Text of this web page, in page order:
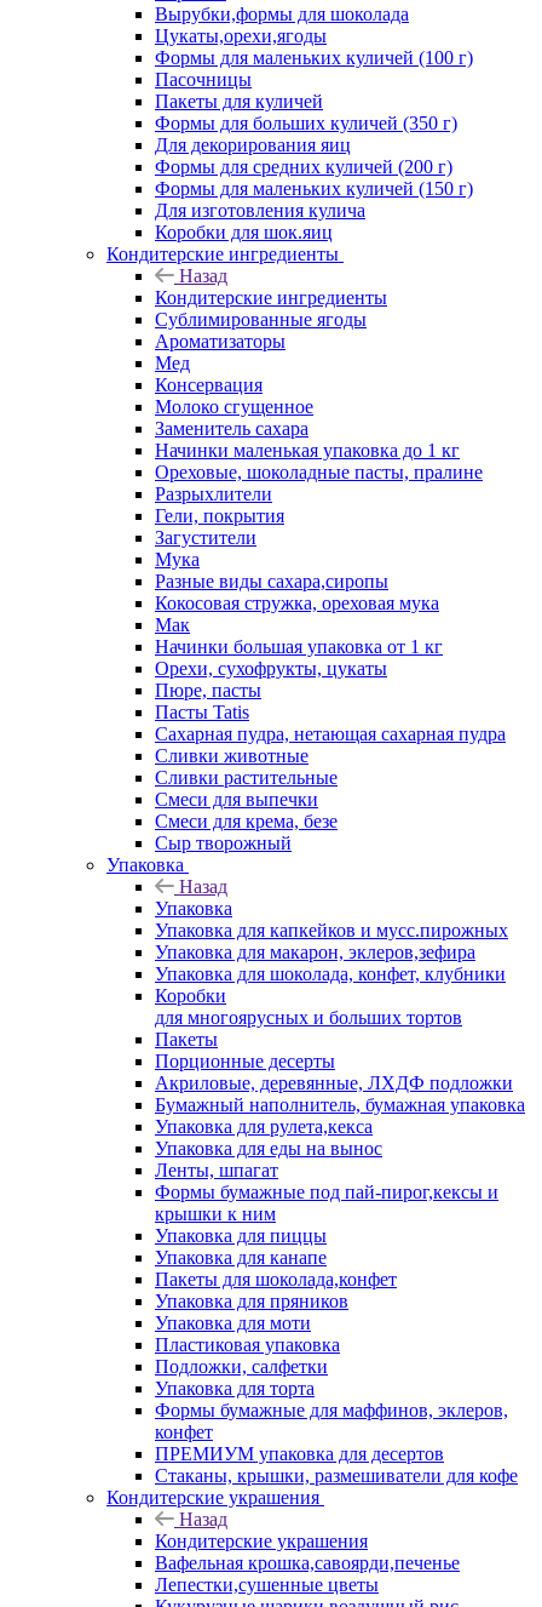
Вырубки,формы для шоколада
Цукаты,орехи,ягоды
Формы для маленьких куличей (100 г)
Пасочницы
Пакеты для куличей
Формы для больших куличей (350 г)
Для декорирования яиц
Формы для средних куличей (200 г)
Формы для маленьких куличей (150 г)
Для изготовления кулича
Коробки для шок.яиц
Кондитерские ингредиенты
Назад
Кондитерские ингредиенты
Сублимированные ягоды
Ароматизаторы
Мед
Консервация
Молоко сгущенное
Заменитель сахара
Начинки маленькая упаковка до 1 кг
Ореховые, шоколадные пасты, пралине
Разрыхлители
Гели, покрытия
Загустители
Мука
Разные виды сахара,сиропы
Кокосовая стружка, ореховая мука
Мак
Начинки большая упаковка от 1 кг
Орехи, сухофрукты, цукаты
Пюре, пасты
Пасты Tatis
Сахарная пудра, нетающая сахарная пудра
Сливки животные
Сливки растительные
Смеси для выпечки
Смеси для крема, безе
Сыр творожный
Упаковка
Назад
Упаковка
Упаковка для капкейков и мусс.пирожных
Упаковка для макарон, эклеров,зефира
Упаковка для шоколада, конфет, клубники
Коробки
для многоярусных и больших тортов
Пакеты
Порционные десерты
Акриловые, деревянные, ЛХДФ подложки
Бумажный наполнитель, бумажная упаковка
Упаковка для рулета,кекса
Упаковка для еды на вынос
Ленты, шпагат
Формы бумажные под пай-пирог,кексы и
крышки к ним
Упаковка для пиццы
Упаковка для канапе
Пакеты для шоколада,конфет
Упаковка для пряников
Упаковка для моти
Пластиковая упаковка
Подложки, салфетки
Упаковка для торта
Формы бумажные для маффинов, эклеров,
конфет
ПРЕМИУМ упаковка для десертов
Стаканы, крышки, размешиватели для кофе
Кондитерские украшения
Назад
Кондитерские украшения
Вафельная крошка,савоярди,печенье
Лепестки,сушенные цветы